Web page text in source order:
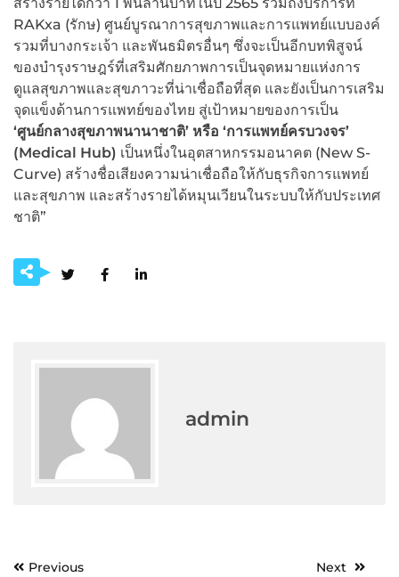
RAKxa (รักษ) ศูนย์บูรณาการสุขภาพและการแพทย์แบบองค์
รวมที่บางกระเจ้า และพันธมิตรอื่นๆ ซึ่งจะเป็นอีกบทพิสูจน์
ของบำรุงราษฎร์ที่เสริมศักยภาพการเป็นจุดหมายแห่งการ
ดูแลสุขภาพและสุขภาวะที่น่าเชื่อถือที่สุด และยังเป็นการเสริม
จุดแข็งด้านการแพทย์ของไทย สู่เป้าหมายของการเป็น
‘ศูนย์กลางสุขภาพนานาชาติ’ หรือ ‘การแพทย์ครบวงจร’
(Medical Hub) เป็นหนึ่งในอุตสาหกรรมอนาคต (New S-
Curve) สร้างชื่อเสียงความน่าเชื่อถือให้กับธุรกิจการแพทย์
และสุขภาพ และสร้างรายได้หมุนเวียนในระบบให้กับประเทศ
ชาติ”
admin
PostPrevious Next